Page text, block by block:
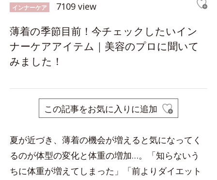
インナーケア 7109 view
薄着の季節目前！今チェックしたいイン
ナーケアアイテム｜美容のプロに聞いて
みました！
この記事をお気に入りに追加
夏が近づき、薄着の機会が増えると気になってく
るのが体型の変化と体重の増加…。「知らないう
ちに体重が増えてしまった」「前よりダイエット